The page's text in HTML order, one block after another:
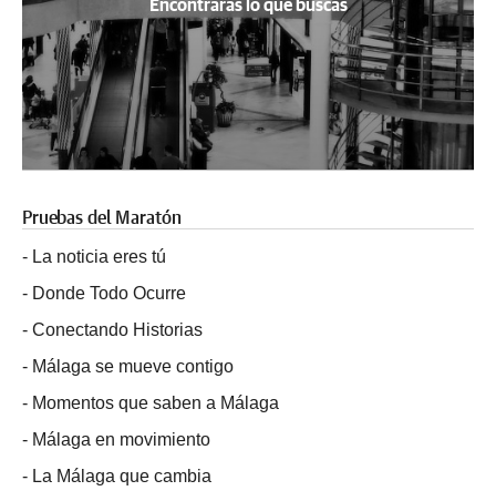
Encontrarás lo que buscas
Pruebas del Maratón
- La noticia eres tú
- Donde Todo Ocurre
- Conectando Historias
- Málaga se mueve contigo
- Momentos que saben a Málaga
- Málaga en movimiento
- La Málaga que cambia